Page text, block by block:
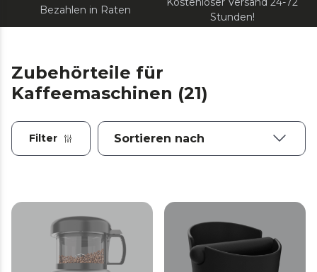
Bezahlen in Raten
Stunden!
Zubehörteile für
Kaffeemaschinen (21)
Filter